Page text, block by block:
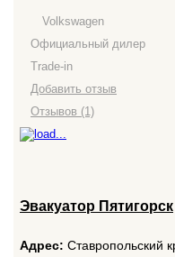
Volkswagen
Официальный дилер
Trade-in
Добавить отзыв
Отзывов (1)
Эвакуатор Пятигорск
Адрес: Ставропольский